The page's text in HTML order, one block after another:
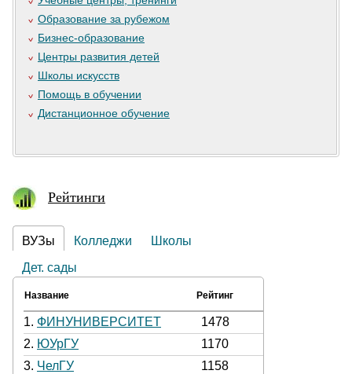
Образование за рубежом
Бизнес-образование
Центры развития детей
Школы искусств
Помощь в обучении
Дистанционное обучение
Рейтинги
ВУЗы Колледжи
Школы
Дет. сады
Название Рейтинг
1. ФИНУНИВЕРСИТЕТ
1478
2. ЮУрГУ
1170
3. ЧелГУ
1158